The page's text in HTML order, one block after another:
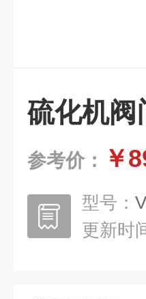
硫化机阀
参考价： ￥
型号：
更新时